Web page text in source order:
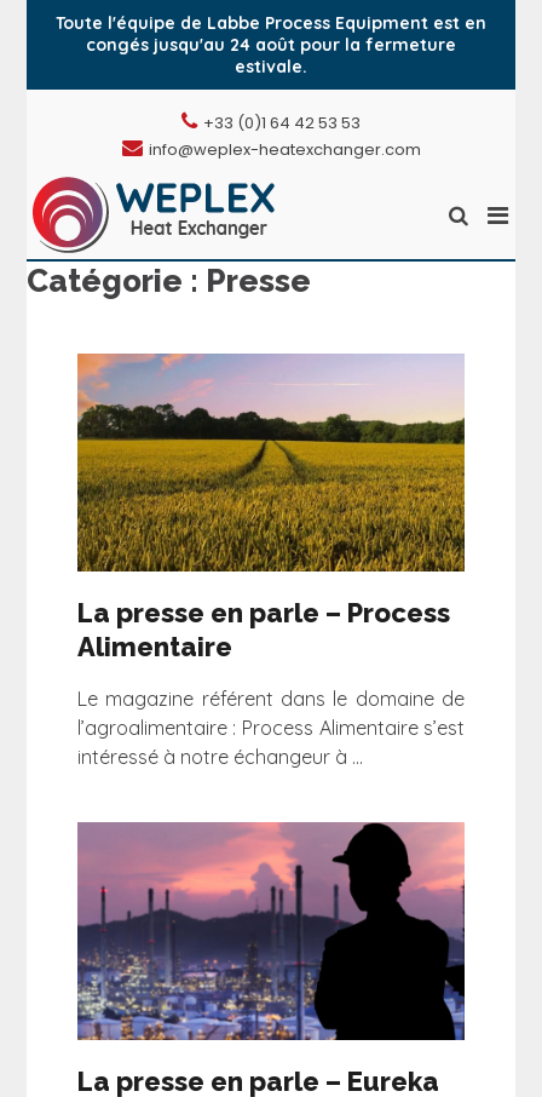
Toute l'équipe de Labbe Process Equipment est en
congés jusqu'au 24 août pour la fermeture
estivale.
+33 (0)1 64 42 53 53
info@weplex-heatexchanger.com
l'échangeur de
chaleur à plaques
Afficher
formulaire
pour
Catégorie : Presse
La presse en parle – Process
Alimentaire
Le magazine référent dans le domaine de
l’agroalimentaire : Process Alimentaire s’est
intéressé à notre échangeur à …
La presse en parle – Eureka